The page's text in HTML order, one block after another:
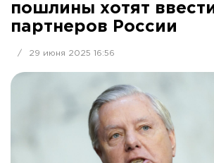
пошлины хотят
партнеров России
/ 29 июня 2025 16:56